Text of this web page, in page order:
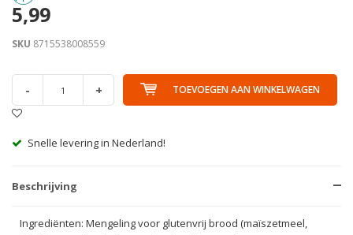
5,99
SKU 8715538008559
- + TOEVOEGEN AAN WINKELWAGEN
Snelle levering in Nederland!
Beschrijving
Ingrediënten: Mengeling voor glutenvrij brood (maïszetmeel,